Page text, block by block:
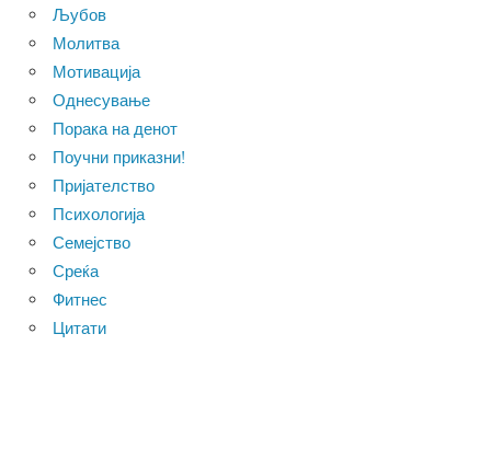
Љубов
Молитва
Мотивација
Однесување
Порака на денот
Поучни приказни!
Пријателство
Психологија
Семејство
Среќа
Фитнес
Цитати